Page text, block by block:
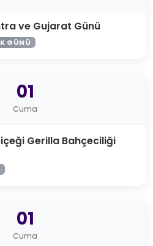
ve Gujarat Günü
GÜNÜ
01
Cuma
Gerilla Bahçeciliği
01
Cuma